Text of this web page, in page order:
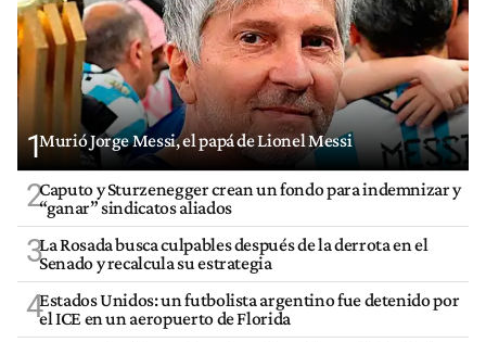
1Murió Jorge Messi, el papá de Lionel Messi
2Caputo y Sturzenegger crean un fondo para indemnizar y
“ganar” sindicatos aliados
3La Rosada busca culpables después de la derrota en el
Senado y recalcula su estrategia
4Estados Unidos: un futbolista argentino fue detenido por
el ICE en un aeropuerto de Florida